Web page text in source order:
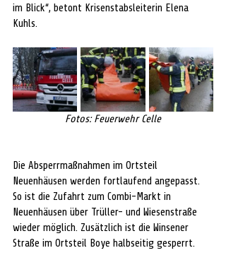
im Blick“, betont Krisenstabsleiterin Elena
Kuhls.
Fotos: Feuerwehr Celle
Die Absperrmaßnahmen im Ortsteil
Neuenhäusen werden fortlaufend angepasst.
So ist die Zufahrt zum Combi-Markt in
Neuenhäusen über Trüller- und Wiesenstraße
wieder möglich. Zusätzlich ist die Winsener
Straße im Ortsteil Boye halbseitig gesperrt.